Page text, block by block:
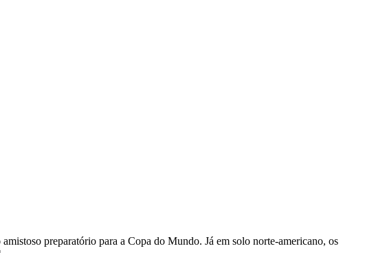
preparatório para a Copa do Mundo. Já em solo norte-americano, os